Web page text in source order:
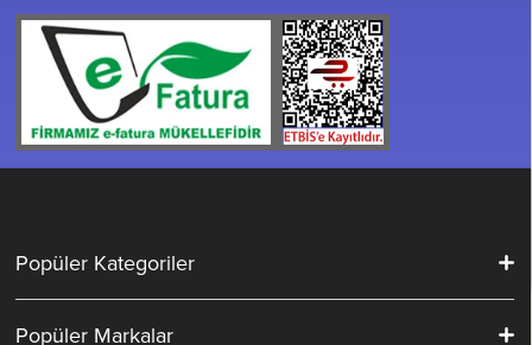
Popüler Kategoriler
Popüler Markalar